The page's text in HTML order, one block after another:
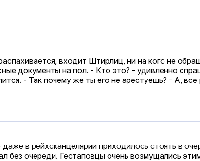
входит Штирлиц, ни на кого не
документы на пол. - Кто это? - удивленно
- Так почему же ты его не арестуешь? - А, все
в рейхсканцелярии приходилось стоять в
очереди. Гестаповцы очень возмущались